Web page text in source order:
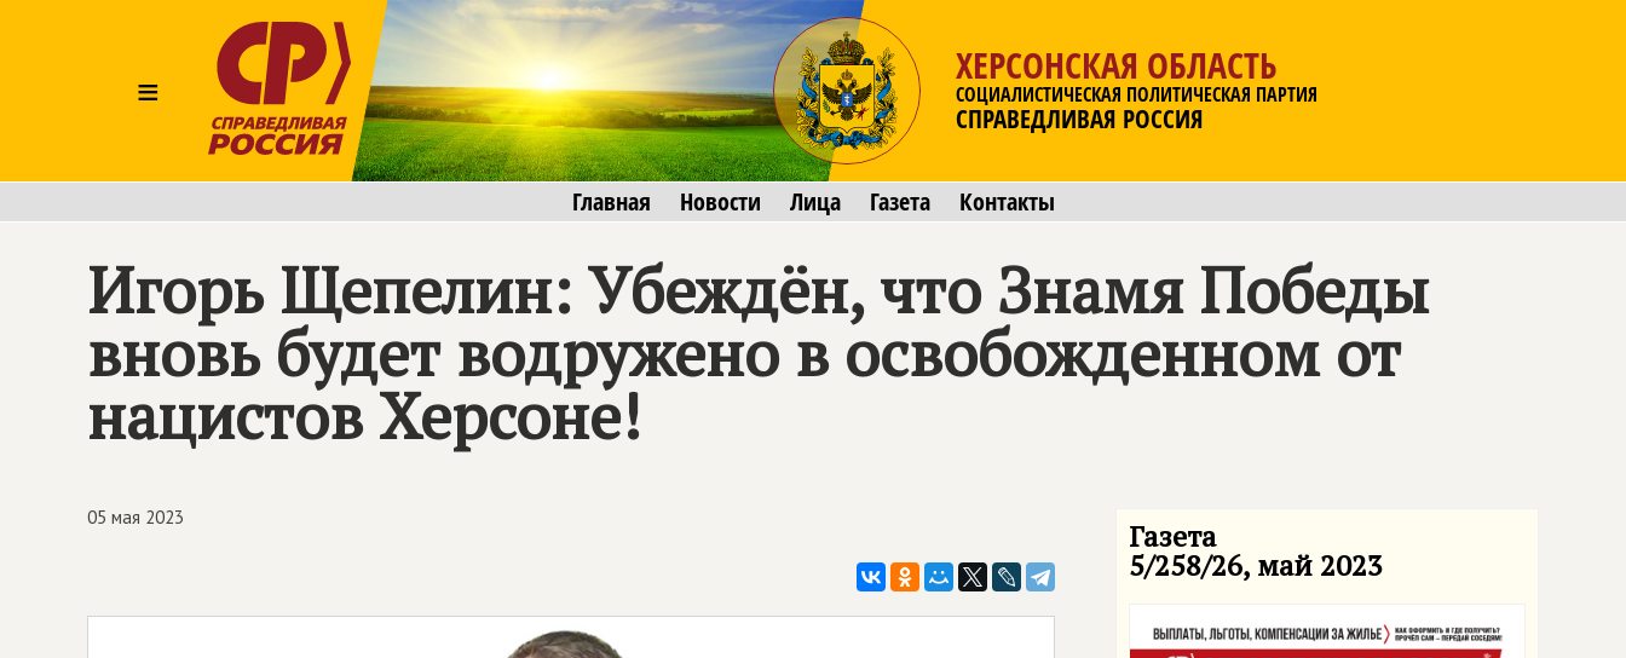
≡
ХЕРСОНСКАЯ ОБЛАСТЬ
СОЦИАЛИСТИЧЕСКАЯ ПОЛИТИЧЕСКАЯ ПАРТИЯ
СПРАВЕДЛИВАЯ РОССИЯ
Главная Новости Лица Газета Контакты
Игорь Щепелин: Убеждён, что Знамя Победы
вновь будет водружено в освобожденном от
нацистов Херсоне!
05 мая 2023 Газета
5/258/26, май 2023